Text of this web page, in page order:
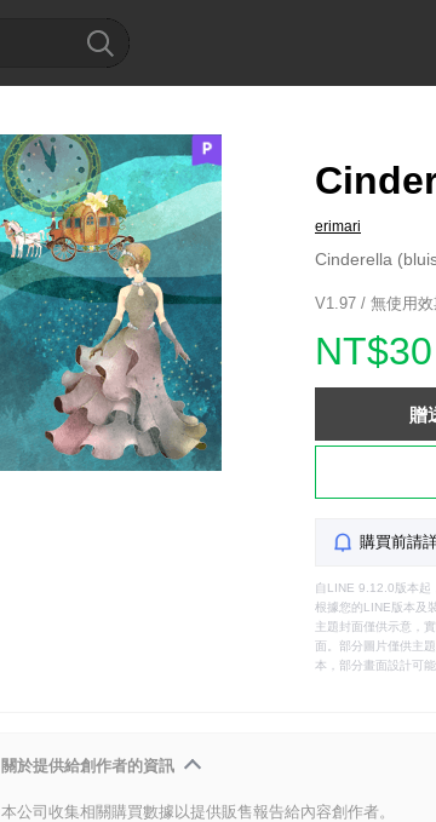
erimari
Cinderella
V1.97 / 無使用效
NT$30
贈
購買前請
自LINE 9.12.0版本起
根據您的LINE版本及
主題封面僅供示意，
面。部分圖片僅供主
本，部分畫面設計可
關於提供給創作者的資訊
本公司收集相關購買數據以提供販售報告給內容創作者。